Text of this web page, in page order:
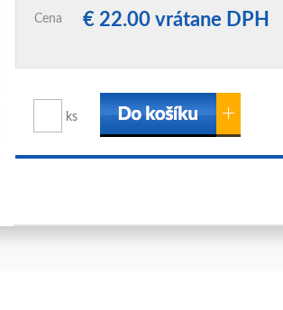
Cena € 22.00 vrátane DPH
ks